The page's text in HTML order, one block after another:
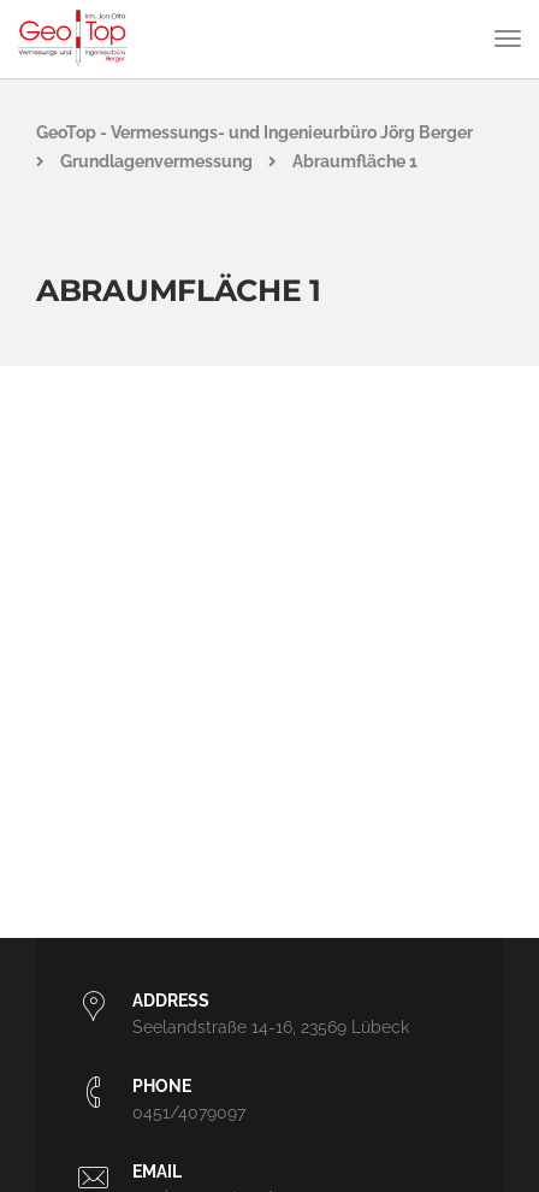
GeoTop - Vermessungs- und Ingenieurbüro Jörg Berger
Grundlagenvermessung
Abraumfläche 1
ABRAUMFLÄCHE 1
ADDRESS
Seelandstraße 14-16, 23569 Lübeck
PHONE
0451/4079097
EMAIL